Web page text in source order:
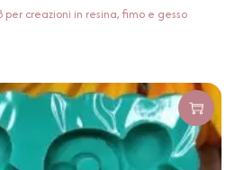
creazioni in resina, fimo e gesso